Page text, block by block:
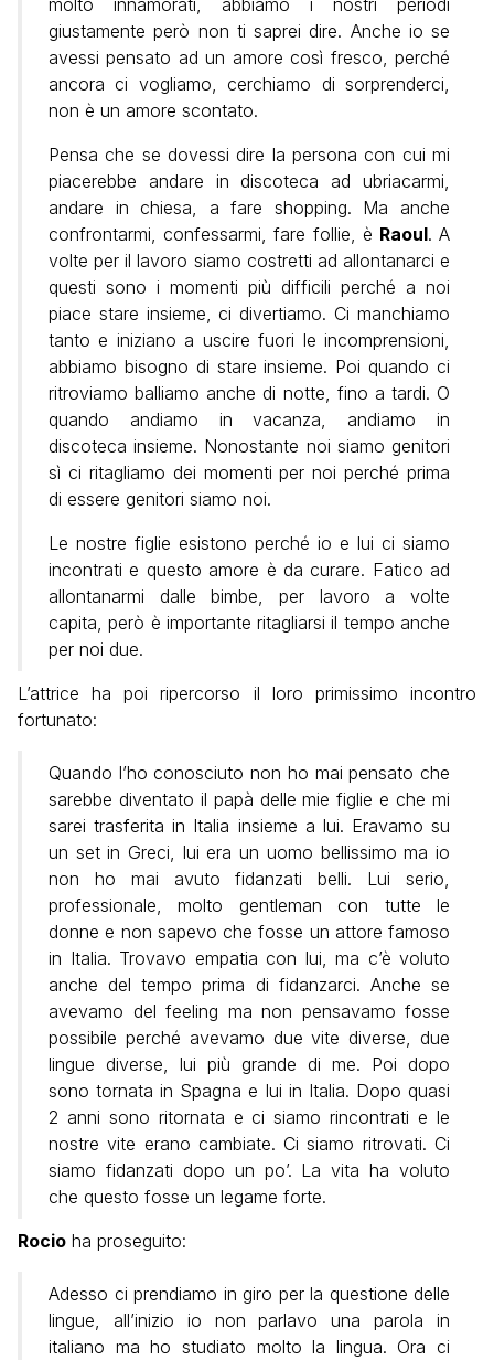
giustamente però non ti saprei dire. Anche io se
avessi pensato ad un amore così fresco, perché
ancora ci vogliamo, cerchiamo di sorprenderci,
non è un amore scontato.
Pensa che se dovessi dire la persona con cui mi
piacerebbe andare in discoteca ad ubriacarmi,
andare in chiesa, a fare shopping. Ma anche
confrontarmi, confessarmi, fare follie, è Raoul. A
volte per il lavoro siamo costretti ad allontanarci e
questi sono i momenti più difficili perché a noi
piace stare insieme, ci divertiamo. Ci manchiamo
tanto e iniziano a uscire fuori le incomprensioni,
abbiamo bisogno di stare insieme. Poi quando ci
ritroviamo balliamo anche di notte, fino a tardi. O
quando andiamo in vacanza, andiamo in
discoteca insieme. Nonostante noi siamo genitori
sì ci ritagliamo dei momenti per noi perché prima
di essere genitori siamo noi.
Le nostre figlie esistono perché io e lui ci siamo
incontrati e questo amore è da curare. Fatico ad
allontanarmi dalle bimbe, per lavoro a volte
capita, però è importante ritagliarsi il tempo anche
per noi due.
L’attrice ha poi ripercorso il loro primissimo incontro
fortunato:
Quando l’ho conosciuto non ho mai pensato che
sarebbe diventato il papà delle mie figlie e che mi
sarei trasferita in Italia insieme a lui. Eravamo su
un set in Greci, lui era un uomo bellissimo ma io
non ho mai avuto fidanzati belli. Lui serio,
professionale, molto gentleman con tutte le
donne e non sapevo che fosse un attore famoso
in Italia. Trovavo empatia con lui, ma c’è voluto
anche del tempo prima di fidanzarci. Anche se
avevamo del feeling ma non pensavamo fosse
possibile perché avevamo due vite diverse, due
lingue diverse, lui più grande di me. Poi dopo
sono tornata in Spagna e lui in Italia. Dopo quasi
2 anni sono ritornata e ci siamo rincontrati e le
nostre vite erano cambiate. Ci siamo ritrovati. Ci
siamo fidanzati dopo un po’. La vita ha voluto
che questo fosse un legame forte.
Rocio ha proseguito:
Adesso ci prendiamo in giro per la questione delle
lingue, all’inizio io non parlavo una parola in
italiano ma ho studiato molto la lingua. Ora ci